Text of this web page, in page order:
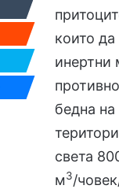
които
инертни
бедна
света
м3/